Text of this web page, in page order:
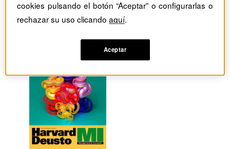
Revistas del mes
cookies pulsando el botón “Aceptar” o configurarlas o
rechazar su uso clicandoaquí.
Aceptar